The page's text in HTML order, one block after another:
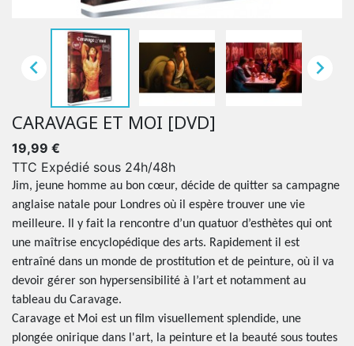
 
CARAVAGE ET MOI [DVD]
19,99 €
TTC Expédié sous 24h/48h
Jim, jeune homme au bon cœur, décide de quitter sa campagne
anglaise natale pour Londres où il espère trouver une vie
meilleure. Il y fait la rencontre d’un quatuor d’esthètes qui ont
une maîtrise encyclopédique des arts. Rapidement il est
entraîné dans un monde de prostitution et de peinture, où il va
devoir gérer son hypersensibilité à l’art et notamment au
tableau du Caravage.
Caravage et Moi est un film visuellement splendide, une
plongée onirique dans l'art, la peinture et la beauté sous toutes